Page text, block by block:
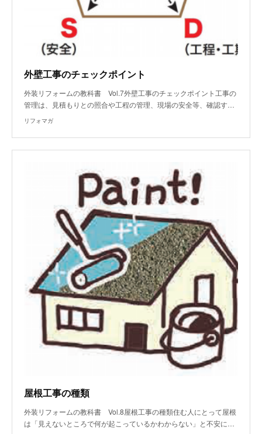
外壁工事のチェックポイント
外装リフォームの教科書 Vol.7外壁工事のチェックポイント工事の
管理は、見積もりとの照合や工程の管理、現場の安全等、確認す…
リフォマガ
屋根工事の種類
外装リフォームの教科書 Vol.8屋根工事の種類住む人にとって屋根
は「見えないところで何が起こっているかわからない」と不安に…